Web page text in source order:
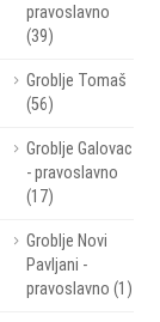
pravoslavno
(39)
Groblje Tomaš
(56)
Groblje Galovac
- pravoslavno
(17)
Groblje Novi
Pavljani -
pravoslavno (1)